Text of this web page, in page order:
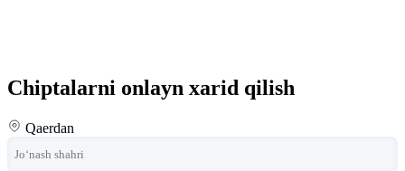
Chiptalarni onlayn xarid qilish
Qaerdan